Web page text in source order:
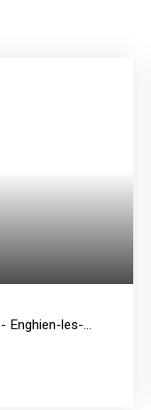
Enghien-les-